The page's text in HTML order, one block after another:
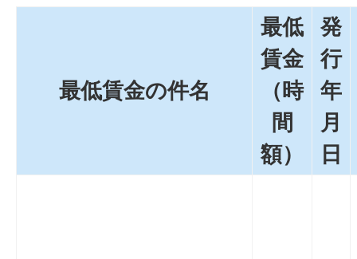
最低賃金の件名
最低
賃金
（時
間
額）
発
行
年
月
日